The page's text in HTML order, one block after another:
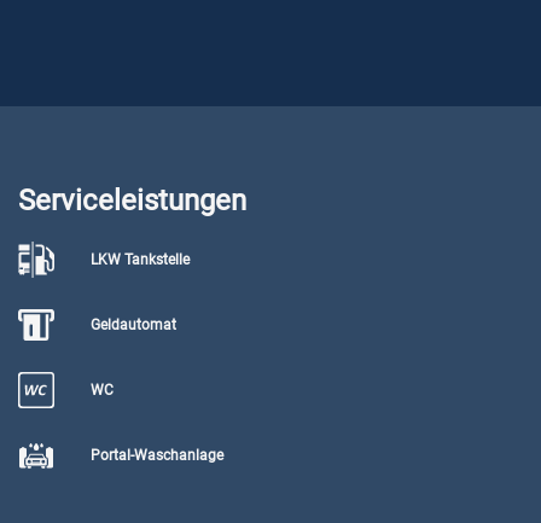
Serviceleistungen
LKW Tankstelle
Geldautomat
WC
Portal-Waschanlage